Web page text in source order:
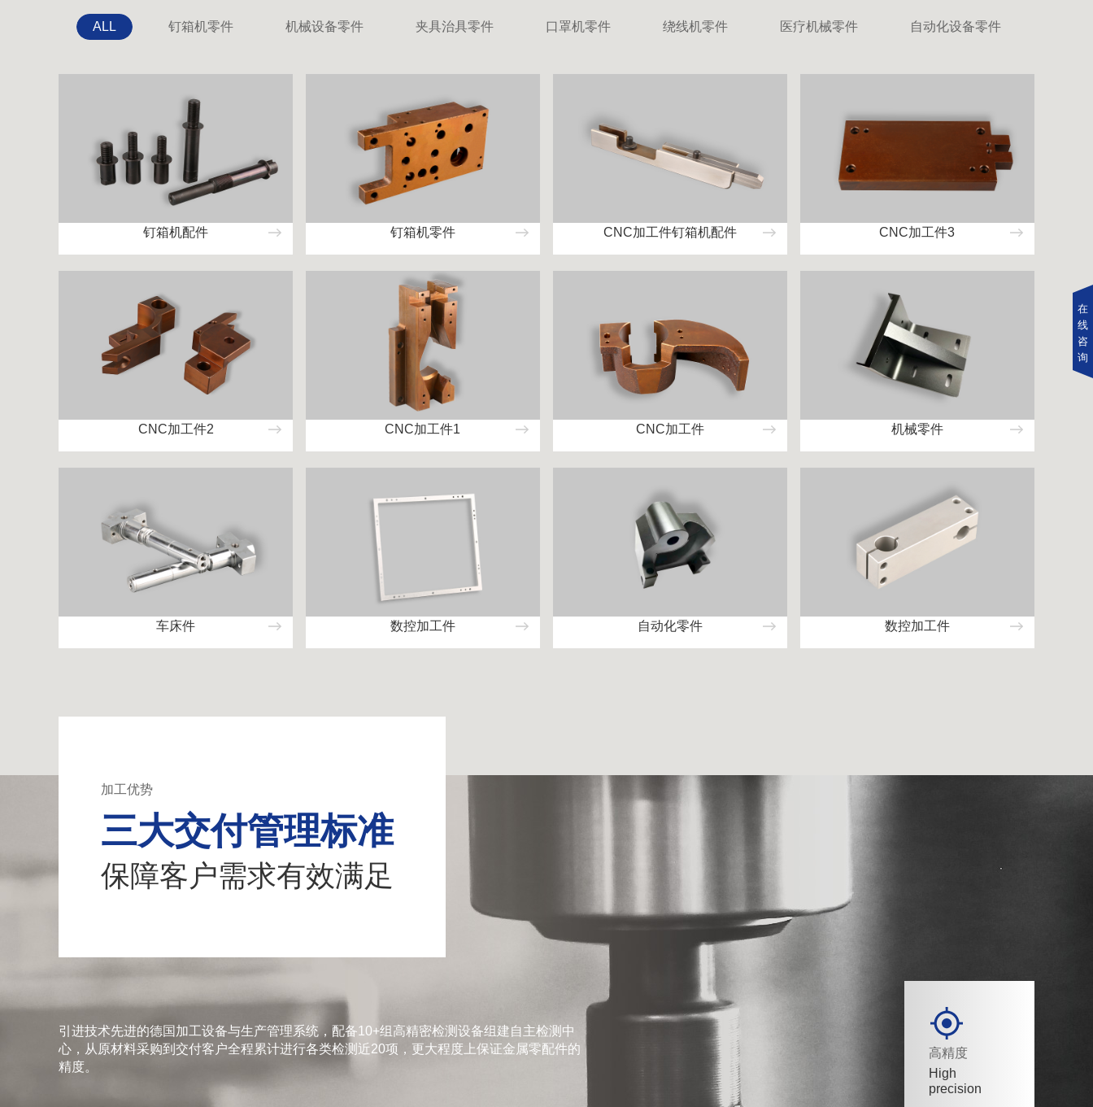
ALL 钉箱机零件 机械设备零件 夹具治具零件 口罩机零件 绕线机零件 医疗机械零件 自动化设备零件
钉箱机配件 钉箱机零件 CNC加工件钉箱机配件 CNC加工件3
CNC加工件2 CNC加工件1 CNC加工件 机械零件
车床件 数控加工件 自动化零件 数控加工件
加工优势
三大交付管理标准
保障客户需求有效满足
引进技术先进的德国加工设备与生产管理系统，配备10+组高精密检测设备组建自主检测中
心，从原材料采购到交付客户全程累计进行各类检测近20项，更大程度上保证金属零配件的
精度。
高精度
High
precision
在
线
咨
询